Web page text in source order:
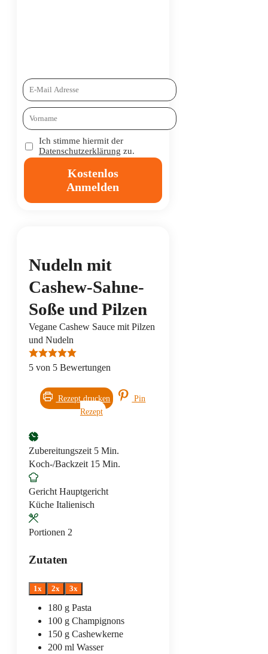
Ich stimme hiermit der
Datenschutzerklärung zu.
Kostenlos
Anmelden
Nudeln mit
Cashew-Sahne-
Soße und Pilzen
Vegane Cashew Sauce mit Pilzen
und Nudeln
5 von 5 Bewertungen
Rezept drucken
Pin
Rezept
Zubereitungszeit 5Minuten
Min.
Koch-/Backzeit 15Minuten
Min.
Gericht Hauptgericht
Küche Italienisch
Portionen 2
Zutaten
1x 2x 3x
180 g Pasta
100 g Champignons
150 g Cashewkerne
200 ml Wasser